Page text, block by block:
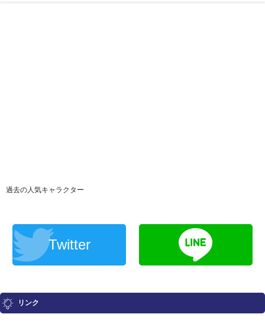
過去の人気キャラクター
Twitter
リンク